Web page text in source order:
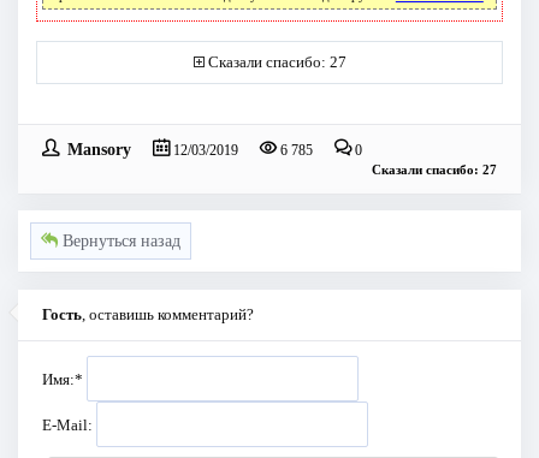
Сказали спасибо: 27
Mansory 12/03/2019 6 785 0
Сказали спасибо: 27
Вернуться назад
Гость , оставишь комментарий?
Имя:*
E-Mail: